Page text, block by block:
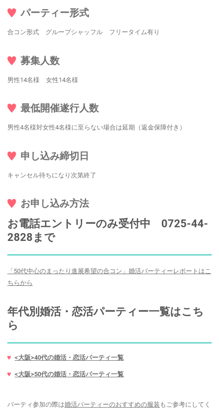
パーティー形式
合コン形式 グループシャッフル フリータイム有り
募集人数
男性14名様 女性14名様
最低開催遂行人数
男性4名様対女性4名様に至らない場合は延期（返金保障付き）
申し込み締切日
キャンセル待ちになり次第終了
お申し込み方法
お電話エントリーのみ受付中 0725-44-
2828まで
「50代中心のまったり進展希望の合コン」婚活パーティーレポートはこ
ちらから
年代別婚活・恋活パーティー一覧はこち
ら
<大阪>40代の婚活・恋活パーティ一覧
<大阪>50代の婚活・恋活パーティ一覧
パーティ参加の際は婚活パーティーのおすすめの服装 もご参考にしてく